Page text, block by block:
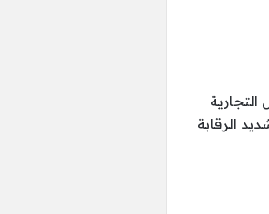
لتشديد الرقابة